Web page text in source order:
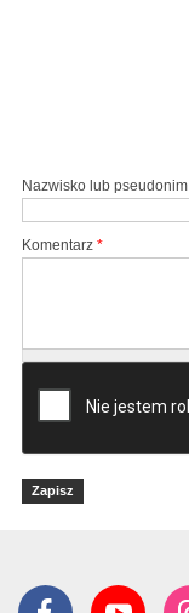
Nazwisko lub pseudonim
Komentarz *